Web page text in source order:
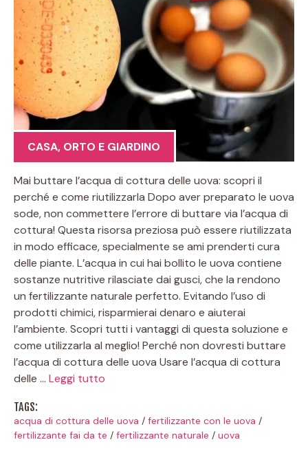
CASA, ORTO E GIARDINO
Mai buttare l’acqua di cottura delle uova: scopri il
perché e come riutilizzarla Dopo aver preparato le uova
sode, non commettere l’errore di buttare via l’acqua di
cottura! Questa risorsa preziosa può essere riutilizzata
in modo efficace, specialmente se ami prenderti cura
delle piante. L’acqua in cui hai bollito le uova contiene
sostanze nutritive rilasciate dai gusci, che la rendono
un fertilizzante naturale perfetto. Evitando l’uso di
prodotti chimici, risparmierai denaro e aiuterai
l’ambiente. Scopri tutti i vantaggi di questa soluzione e
come utilizzarla al meglio! Perché non dovresti buttare
l’acqua di cottura delle uova Usare l’acqua di cottura
delle … Leggi tutto
TAGS:
acqua di cottura delle uova / fertilizzante con le uova /
fertilizzante fai da te / fertilizzante naturale / uova